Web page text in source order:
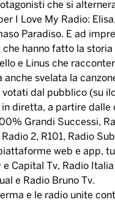
che si
I Love My Radio:
Paradiso. E ad
hanno fatto la
e Linus che
svelata la
votati dal pubblico (su
in diretta, a partire
Grandi Successi,
2, R101, Radio
web e app,
Capital Tv, Radio
e Radio Bruno Tv.
e le radio unite